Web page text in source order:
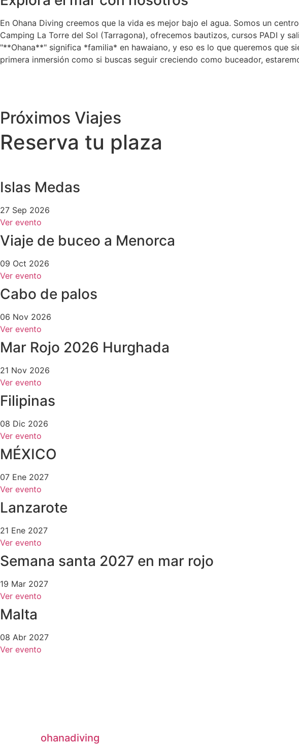
En Ohana Diving creemos que la vida es mejor bajo el agua. Somos un
Camping La Torre del Sol (Tarragona), ofrecemos bautizos, cursos PADI y
"**Ohana**" significa *familia* en hawaiano, y eso es lo que queremos que
primera inmersión como si buscas seguir creciendo como buceador,
Próximos Viajes
Reserva tu plaza
Islas Medas
27 Sep 2026
Ver evento
Viaje de buceo a Menorca
09 Oct 2026
Ver evento
Cabo de palos
06 Nov 2026
Ver evento
Mar Rojo 2026 Hurghada
21 Nov 2026
Ver evento
Filipinas
08 Dic 2026
Ver evento
MÉXICO
07 Ene 2027
Ver evento
Lanzarote
21 Ene 2027
Ver evento
Semana santa 2027 en mar rojo
19 Mar 2027
Ver evento
Malta
08 Abr 2027
Ver evento
ohanadiving